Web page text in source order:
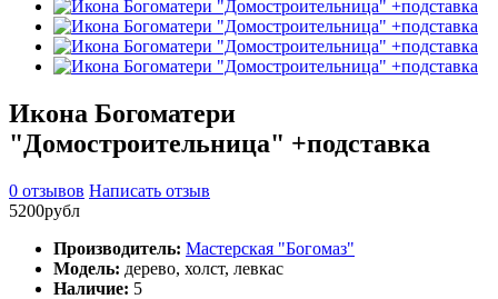
Икона Богоматери
"Домостроительница" +подставка
0 отзывов Написать отзыв
5200рубл
Производитель: Мастерская "Богомаз"
Модель: дерево, холст, левкас
Наличие: 5